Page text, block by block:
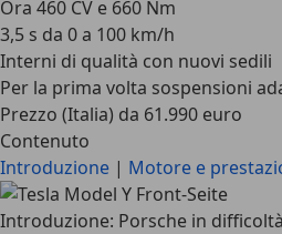
Ora 460 CV e 660 Nm
3,5 s da 0 a 100 km/h
Interni di qualità con nuovi sedili
Per la prima volta sospensioni
Prezzo (Italia) da 61.990 euro
Contenuto
Introduzione | Motore e
Introduzione: Porsche in